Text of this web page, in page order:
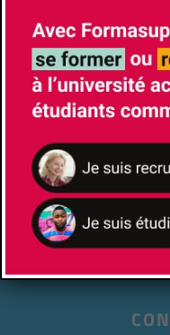
Comment
https://
amu.fr/fr/
chimie/parcours-
spectroscopie-acs
Les avantages de
Formation à
l’employeur-
à l’issue du
reconnus et visés